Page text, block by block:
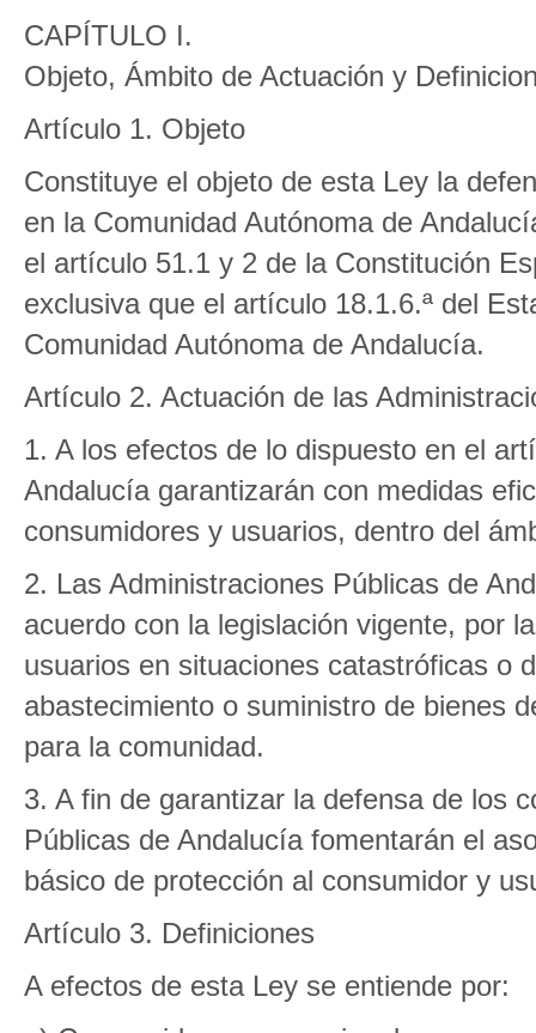
CAPÍTULO I.
Objeto, Ámbito de Actuación y
Artículo 1. Objeto
Constituye el objeto de esta Ley la
en la Comunidad Autónoma de
el artículo 51.1 y 2 de la Constitución
exclusiva que el artículo 18.1.6.ª del
Comunidad Autónoma de Andalucía.
Artículo 2. Actuación de las
1. A los efectos de lo dispuesto en el
Andalucía garantizarán con medidas
consumidores y usuarios, dentro del
2. Las Administraciones Públicas de
acuerdo con la legislación vigente, por
usuarios en situaciones catastróficas o
abastecimiento o suministro de bienes
para la comunidad.
3. A fin de garantizar la defensa de los
Públicas de Andalucía fomentarán el
básico de protección al consumidor y
Artículo 3. Definiciones
A efectos de esta Ley se entiende por: